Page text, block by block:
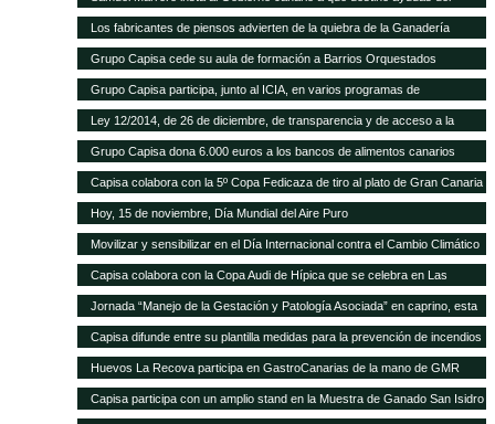
Fondo de Recuperación a la ganadería, en peligro de desaparecer por la
crisis
Los fabricantes de piensos advierten de la quiebra de la Ganadería
canaria y demandan ayudas directas a las explotaciones
Grupo Capisa cede su aula de formación a Barrios Orquestados
Grupo Capisa participa, junto al ICIA, en varios programas de
investigación ganadera
Ley 12/2014, de 26 de diciembre, de transparencia y de acceso a la
información pública.
Grupo Capisa dona 6.000 euros a los bancos de alimentos canarios
Capisa colabora con la 5º Copa Fedicaza de tiro al plato de Gran Canaria
Hoy, 15 de noviembre, Día Mundial del Aire Puro
Movilizar y sensibilizar en el Día Internacional contra el Cambio Climático
Capisa colabora con la Copa Audi de Hípica que se celebra en Las
Palmas
Jornada “Manejo de la Gestación y Patología Asociada” en caprino, esta
tarde en el Aula Ganadera de Grupo Capisa
Capisa difunde entre su plantilla medidas para la prevención de incendios
Huevos La Recova participa en GastroCanarias de la mano de GMR
Capisa participa con un amplio stand en la Muestra de Ganado San Isidro
Labrador de Uga, en Lanzarote